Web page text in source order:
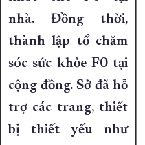
nhà. Đồng thời,
thành lập tổ chăm
sóc sức khỏe F0 tại
cộng đồng. Sở đã hỗ
trợ các trang, thiết
bị thiết yếu như